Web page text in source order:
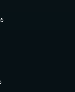
aba)